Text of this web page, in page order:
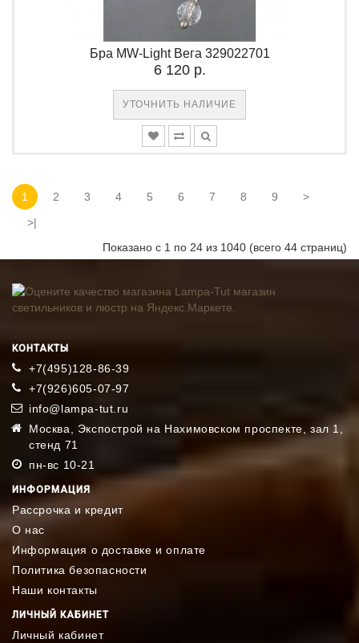
Бра MW-Light Вега 329022701
6 120 р.
УТОЧНИТЬ НАЛИЧИЕ
1 2 3 4 5 6 7 8 9
>
>|
Показано с 1 по 24 из 1040 (всего 44 страниц)
КОНТАКТЫ
+7(495)128-86-39
+7(926)605-07-97
info@lampa-tut.ru
Москва, Экспострой на Нахимовском проспекте, зал 1,
стенд 71
пн-вс 10-21
ИНФОРМАЦИЯ
Рассрочка и кредит
О нас
Информация о доставке и оплате
Политика безопасности
Наши контакты
ЛИЧНЫЙ КАБИНЕТ
Личный кабинет